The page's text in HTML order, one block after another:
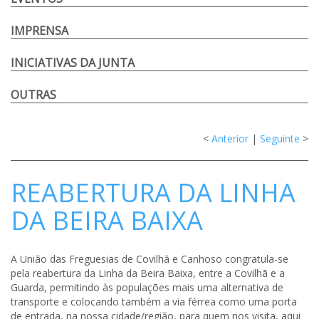
IMPRENSA
INICIATIVAS DA JUNTA
OUTRAS
< Anterior | Seguinte >
REABERTURA DA LINHA
DA BEIRA BAIXA
A União das Freguesias de Covilhã e Canhoso congratula-se
pela reabertura da Linha da Beira Baixa, entre a Covilhã e a
Guarda, permitindo às populações mais uma alternativa de
transporte e colocando também a via férrea como uma porta
de entrada, na nossa cidade/região, para quem nos visita, aqui